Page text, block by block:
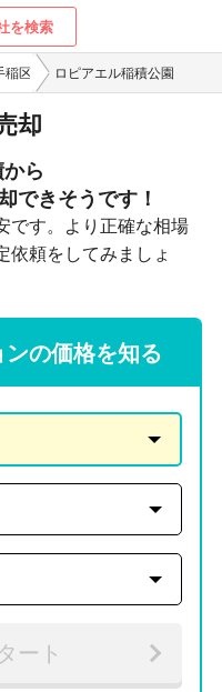
を検索
稲区 ロピアエル稲積公園
却
ら
できそうです！
です。より正確な相場
依頼をしてみましょ
の価格を知る
ート